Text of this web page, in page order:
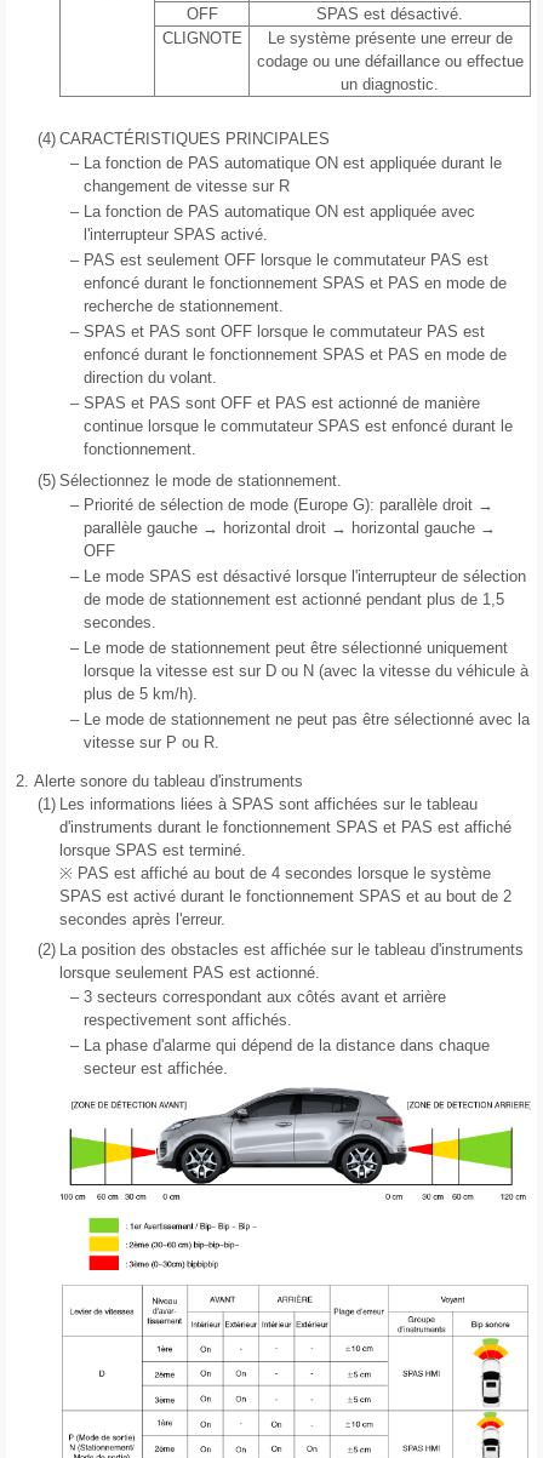
OFF
SPAS est désactivé.
CLIGNOTE
Le système présente une erreur de
codage ou une défaillance ou effectue
un diagnostic.
(4) CARACTÉRISTIQUES PRINCIPALES
–
La fonction de PAS automatique ON est appliquée durant le
changement de vitesse sur R
–
La fonction de PAS automatique ON est appliquée avec
l'interrupteur SPAS activé.
– PAS est seulement OFF lorsque le commutateur PAS est
enfoncé durant le fonctionnement SPAS et PAS en mode de
recherche de stationnement.
– SPAS et PAS sont OFF lorsque le commutateur PAS est
enfoncé durant le fonctionnement SPAS et PAS en mode de
direction du volant.
– SPAS et PAS sont OFF et PAS est actionné de manière
continue lorsque le commutateur SPAS est enfoncé durant le
fonctionnement.
(5) Sélectionnez le mode de stationnement.
– Priorité de sélection de mode (Europe G): parallèle droit →
parallèle gauche → horizontal droit → horizontal gauche →
OFF
–
Le mode SPAS est désactivé lorsque l'interrupteur de sélection
de mode de stationnement est actionné pendant plus de 1,5
secondes.
–
Le mode de stationnement peut être sélectionné uniquement
lorsque la vitesse est sur D ou N (avec la vitesse du véhicule à
plus de 5 km/h).
–
Le mode de stationnement ne peut pas être sélectionné avec la
vitesse sur P ou R.
2. Alerte sonore du tableau d'instruments
(1)
Les informations liées à SPAS sont affichées sur le tableau
d'instruments durant le fonctionnement SPAS et PAS est affiché
lorsque SPAS est terminé.
※ PAS est affiché au bout de 4 secondes lorsque le système
SPAS est activé durant le fonctionnement SPAS et au bout de 2
secondes après l'erreur.
(2)
La position des obstacles est affichée sur le tableau d'instruments
lorsque seulement PAS est actionné.
– 3 secteurs correspondant aux côtés avant et arrière
respectivement sont affichés.
–
La phase d'alarme qui dépend de la distance dans chaque
secteur est affichée.